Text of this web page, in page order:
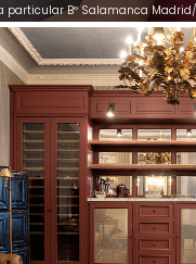
particular Bº Salamanca Madrid